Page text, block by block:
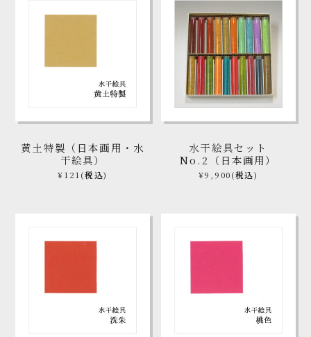
黄土特製（日本画用・水
干絵具）
¥121 (税込)
水干絵具セット
No.2（日本画用）
¥9,900(税込)